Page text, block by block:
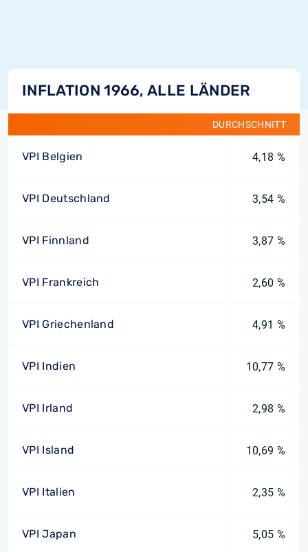
INFLATION 1966, ALLE LÄNDER
DURCHSCHNITT
VPI Belgien 4,18 %
VPI Deutschland 3,54 %
VPI Finnland 3,87 %
VPI Frankreich 2,60 %
VPI Griechenland 4,91 %
VPI Indien 10,77 %
VPI Irland 2,98 %
VPI Island 10,69 %
VPI Italien 2,35 %
VPI Japan 5,05 %